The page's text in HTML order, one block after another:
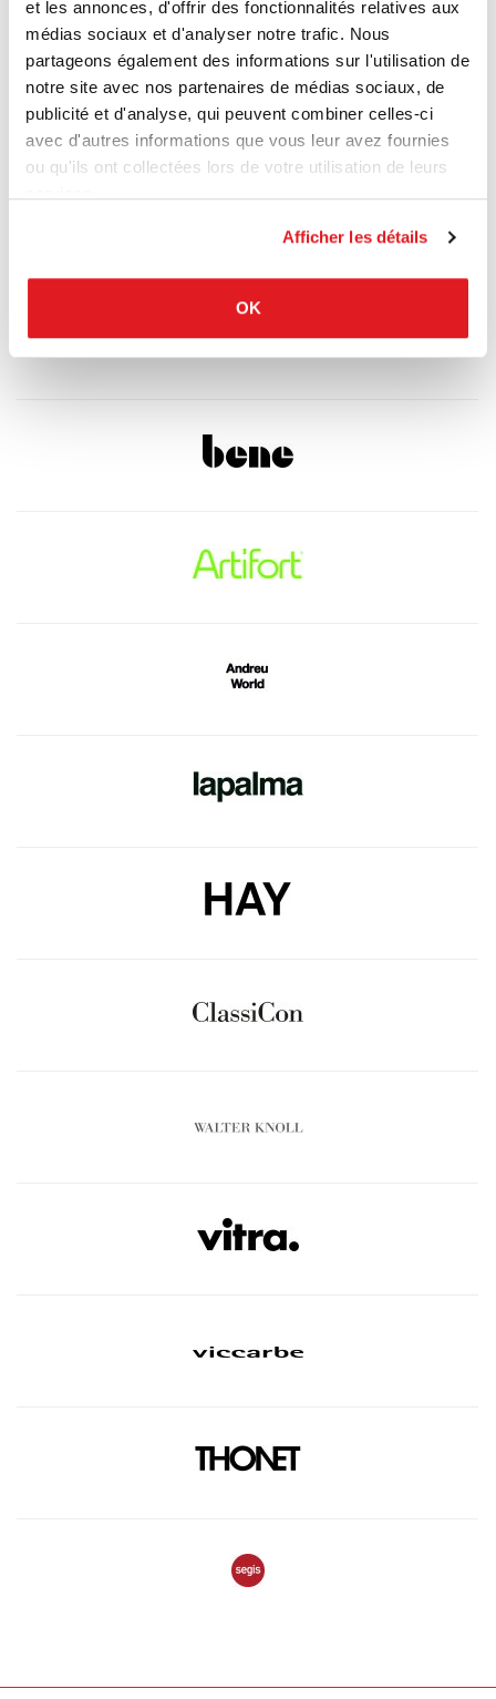
et les annonces, d'offrir des fonctionnalités relatives aux
médias sociaux et d'analyser notre trafic. Nous
partageons également des informations sur l'utilisation de
notre site avec nos partenaires de médias sociaux, de
publicité et d'analyse, qui peuvent combiner celles-ci
avec d'autres informations que vous leur avez fournies
ou qu'ils ont collectées lors de votre utilisation de leurs
Afficher les détails
OK